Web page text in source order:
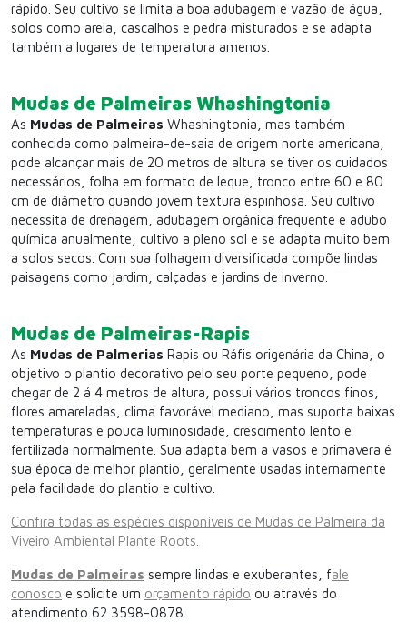
rápido. Seu cultivo se limita a boa adubagem e vazão de água,
solos como areia, cascalhos e pedra misturados e se adapta
também a lugares de temperatura amenos.
Mudas de Palmeiras Whashingtonia
As Mudas de Palmeiras Whashingtonia, mas também
conhecida como palmeira-de-saia de origem norte americana,
pode alcançar mais de 20 metros de altura se tiver os cuidados
necessários, folha em formato de leque, tronco entre 60 e 80
cm de diâmetro quando jovem textura espinhosa. Seu cultivo
necessita de drenagem, adubagem orgânica frequente e adubo
química anualmente, cultivo a pleno sol e se adapta muito bem
a solos secos. Com sua folhagem diversificada compõe lindas
paisagens como jardim, calçadas e jardins de inverno.
Mudas de Palmeiras-Rapis
As Mudas de Palmerias Rapis ou Ráfis origenária da China, o
objetivo o plantio decorativo pelo seu porte pequeno, pode
chegar de 2 á 4 metros de altura, possui vários troncos finos,
flores amareladas, clima favorável mediano, mas suporta baixas
temperaturas e pouca luminosidade, crescimento lento e
fertilizada normalmente. Sua adapta bem a vasos e primavera é
sua época de melhor plantio, geralmente usadas internamente
pela facilidade do plantio e cultivo.
Confira todas as espécies disponíveis de Mudas de Palmeira da
Viveiro Ambiental Plante Roots.
Mudas de Palmeiras sempre lindas e exuberantes, fale
conosco e solicite um orçamento rápido ou através do
atendimento 62 3598-0878.